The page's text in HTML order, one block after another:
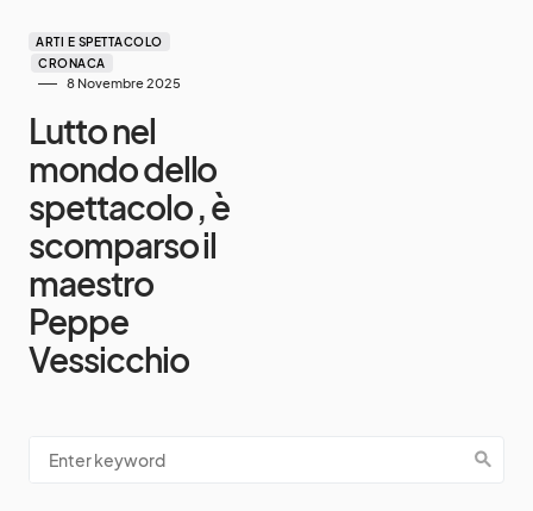
ARTI E SPETTACOLO
CRONACA
8 Novembre 2025
Lutto nel
mondo dello
spettacolo , è
scomparso il
maestro
Peppe
Vessicchio